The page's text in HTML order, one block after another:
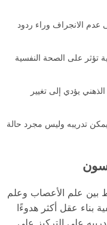
عدم الانجراف وراء ردود
تؤثر على الصحة النفسية
يؤدي إلى تغيير
تدريبه وليس مجرد حالة
بين علم الأعصاب وعلم
بناء عقل أكثر هدوءًا
على التركيز على